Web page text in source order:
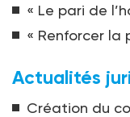
« Le pari de
« Renforcer la
Actualités
Création du